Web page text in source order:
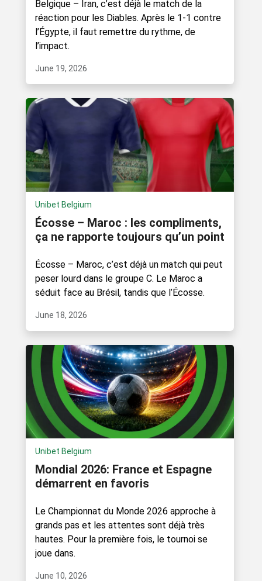
Belgique – Iran, c’est déjà le match de la
réaction pour les Diables. Après le 1-1 contre
l’Égypte, il faut remettre du rythme, de
l’impact.
June 19, 2026
Unibet Belgium
Écosse – Maroc : les compliments,
ça ne rapporte toujours qu’un point
Écosse – Maroc, c’est déjà un match qui peut
peser lourd dans le groupe C. Le Maroc a
séduit face au Brésil, tandis que l’Écosse.
June 18, 2026
Unibet Belgium
Mondial 2026: France et Espagne
démarrent en favoris
Le Championnat du Monde 2026 approche à
grands pas et les attentes sont déjà très
hautes. Pour la première fois, le tournoi se
joue dans.
June 10, 2026